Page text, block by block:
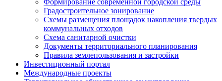
Формирование современной городской среды
Градостроительное зонирование
Схемы размещения площадок накопления твердых
коммунальных отходов
Схема санитарной очистки
Документы территориального планирования
Правила землепользования и застройки
Инвестиционный портал
Международные проекты